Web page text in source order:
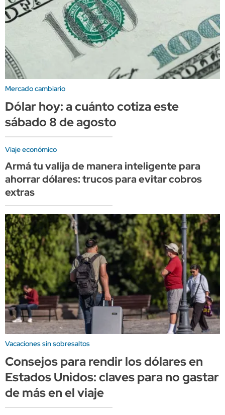
Mercado cambiario
Dólar hoy: a cuánto cotiza este
sábado 8 de agosto
Viaje económico
Armá tu valija de manera inteligente para
ahorrar dólares: trucos para evitar cobros
extras
Vacaciones sin sobresaltos
Consejos para rendir los dólares en
Estados Unidos: claves para no gastar
de más en el viaje